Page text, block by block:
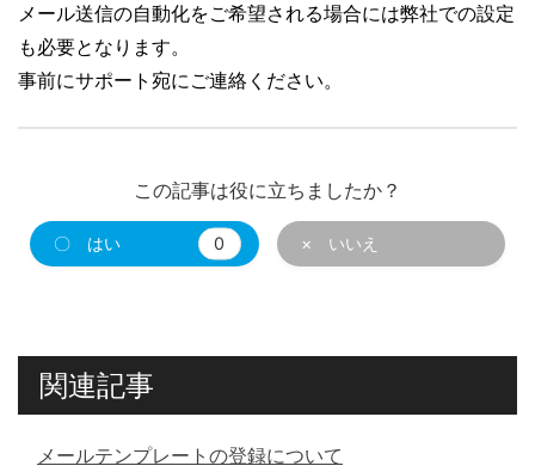
メール送信の自動化をご希望される場合には弊社での設定
も必要となります。
事前にサポート宛にご連絡ください。
この記事は役に立ちましたか？
〇 はい 0 × いいえ
関連記事
メールテンプレートの登録について